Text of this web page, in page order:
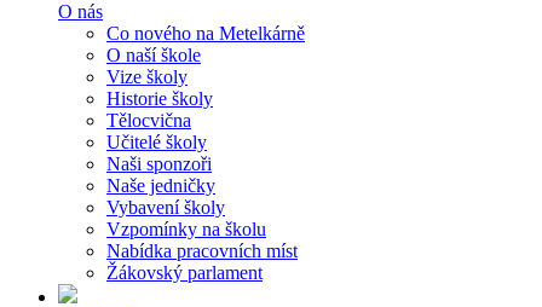
O nás
Co nového na Metelkárně
O naší škole
Vize školy
Historie školy
Tělocvična
Učitelé školy
Naši sponzoři
Naše jedničky
Vybavení školy
Vzpomínky na školu
Nabídka pracovních míst
Žákovský parlament